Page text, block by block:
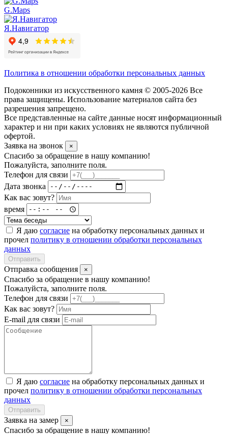
G.Maps
Я.Навигатор
Политика в отношении обработки персональных данных
Подоконники из искусственного камня © 2005-2026 Все
права защищены. Использование материалов сайта без
разрешения запрещено.
Все представленные на сайте данные носят информационный
характер и ни при каких условиях не являются публичной
офертой.
Заявка на звонок
×
Спасибо за обращение в нашу компанию!
Пожалуйста, заполните поля.
Телефон для связи
Дата звонка
Как вас зовут?
время
Я даю согласие на обработку персональных данных и
прочел политику в отношении обработки персональных
данных
Отправить
Отправка сообщения ×
Спасибо за обращение в нашу компанию!
Пожалуйста, заполните поля.
Телефон для связи
Как вас зовут?
E-mail для связи
Я даю согласие на обработку персональных данных и
прочел политику в отношении обработки персональных
данных
Отправить
Заявка на замер ×
Спасибо за обращение в нашу компанию!